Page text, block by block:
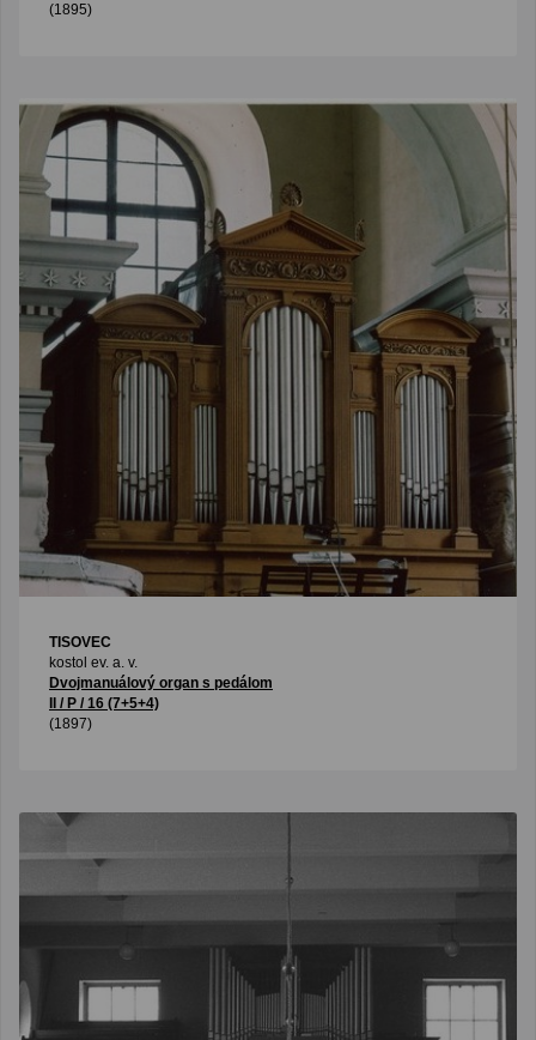
(1895)
TISOVEC
kostol ev. a. v.
Dvojmanuálový organ s pedálom
II / P / 16 (7+5+4)
(1897)